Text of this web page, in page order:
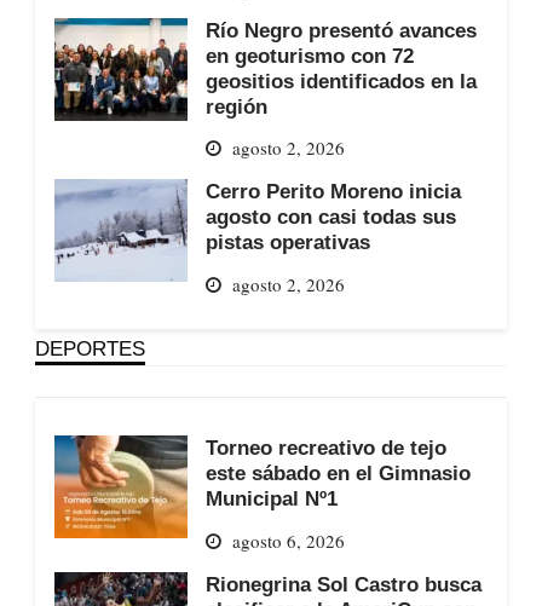
Río Negro presentó avances
en geoturismo con 72
geositios identificados en la
región
agosto 2, 2026
Cerro Perito Moreno inicia
agosto con casi todas sus
pistas operativas
agosto 2, 2026
DEPORTES
Torneo recreativo de tejo
este sábado en el Gimnasio
Municipal Nº1
agosto 6, 2026
Rionegrina Sol Castro busca